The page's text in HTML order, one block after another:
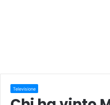
Televisione